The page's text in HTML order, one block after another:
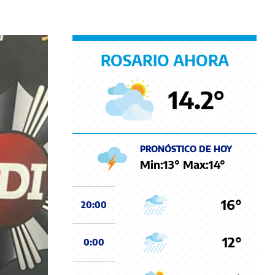
ROSARIO AHORA
14.2°
PRONÓSTICO DE HOY
Min:13° Max:14°
20:00 16°
0:00 12°